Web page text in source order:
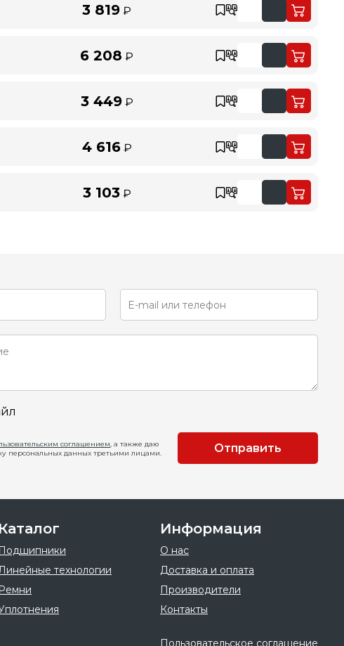
3 819 ₽
6 208 ₽
3 449₽
4 616₽
3 103₽
соглашением , а также даю
персональных данных третьими лицами.
Отправить
Каталог
Подшипники
технологии
Ремни
Информация
О нас
Доставка и оплата
Производители
Контакты
Пользовательское соглашение